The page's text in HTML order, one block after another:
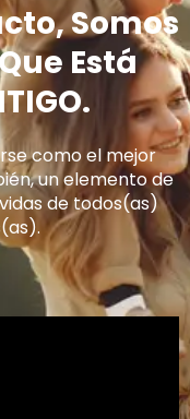
Somos
Está
como el mejor
un elemento de
de todos(as)